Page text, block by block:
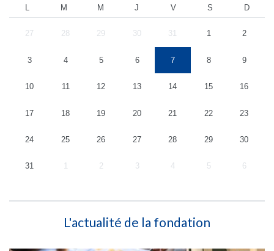
L M M J V S D
27 28 29 30 31 1 2
3 4 5 6 7 8 9
10 11 12 13 14 15 16
17 18 19 20 21 22 23
24 25 26 27 28 29 30
31 1 2 3 4 5 6
L'actualité de la fondation